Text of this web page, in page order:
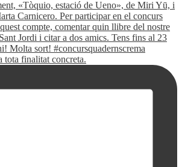
tota finalitat concreta.